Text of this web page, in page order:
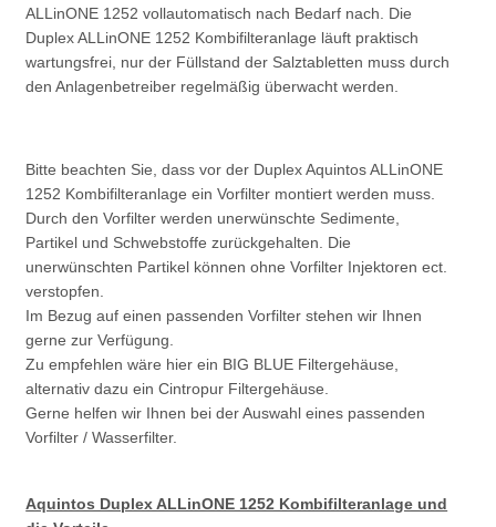
ALLinONE 1252 vollautomatisch nach Bedarf nach. Die
Duplex ALLinONE 1252 Kombifilteranlage läuft praktisch
wartungsfrei, nur der Füllstand der Salztabletten muss durch
den Anlagenbetreiber regelmäßig überwacht werden.
Bitte beachten Sie, dass vor der Duplex Aquintos ALLinONE
1252 Kombifilteranlage ein Vorfilter montiert werden muss.
Durch den Vorfilter werden unerwünschte Sedimente,
Partikel und Schwebstoffe zurückgehalten. Die
unerwünschten Partikel können ohne Vorfilter Injektoren ect.
verstopfen.
Im Bezug auf einen passenden Vorfilter stehen wir Ihnen
gerne zur Verfügung.
Zu empfehlen wäre hier ein BIG BLUE Filtergehäuse,
alternativ dazu ein Cintropur Filtergehäuse.
Gerne helfen wir Ihnen bei der Auswahl eines passenden
Vorfilter / Wasserfilter.
Aquintos Duplex ALLinONE 1252 Kombifilteranlage und